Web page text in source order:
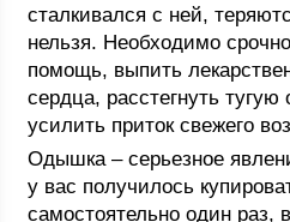
сталкивался с ней,
нельзя. Необходимо
помощь, выпить
сердца, расстегнуть тугую
усилить приток свежего
Одышка – серьезное
у вас получилось
самостоятельно один раз,